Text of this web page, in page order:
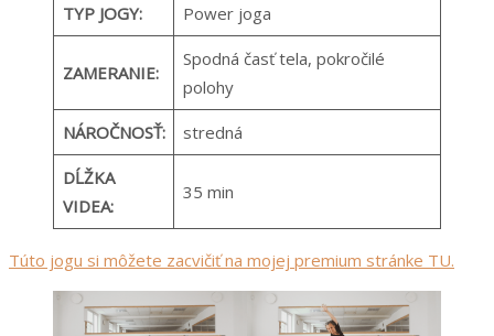
TYP JOGY: Power joga
ZAMERANIE:
Spodná časť tela, pokročilé
polohy
NÁROČNOSŤ: stredná
DĹŽKA
VIDEA:
35 min
Túto jogu si môžete zacvičiť na mojej premium stránke TU.